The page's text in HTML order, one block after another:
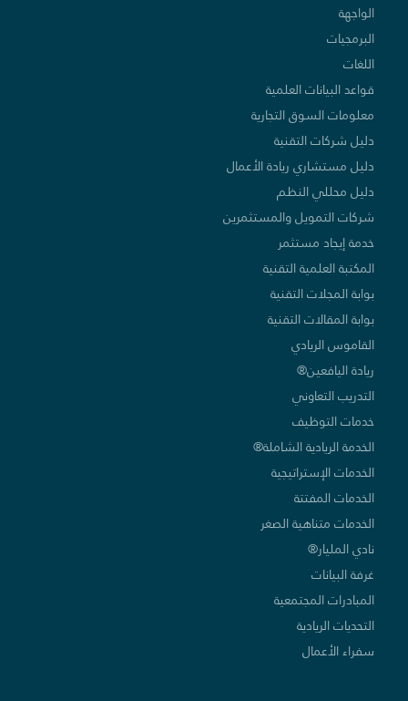
الواجهة
البرمجيات
اللغات
قواعد البيانات العلمية
معلومات السوق التجارية
دليل شركات التقنية
دليل مستشاري ريادة الأعمال
دليل محللي النظم
شركات التمويل والمستثمرين
خدمة إيجاد مستثمر
المكتبة العلمية التقنية
بوابة المجلات التقنية
بوابة المقالات التقنية
القاموس الريادي
ريادة اليافعين®
التدريب التعاوني
خدمات التوظيف
الخدمة الريادية الشاملة®
الخدمات الإستراتيجية
الخدمات المفتتة
الخدمات متناهية الصغر
نادي المليار®
غرفة البيانات
المبادرات المجتمعية
التحديات الريادية
سفراء الأعمال